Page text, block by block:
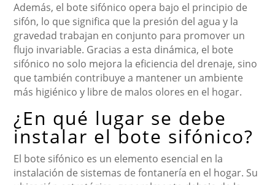
Además, el bote sifónico opera bajo el principio de
sifón, lo que significa que la presión del agua y la
gravedad trabajan en conjunto para promover un
flujo invariable. Gracias a esta dinámica, el bote
sifónico no solo mejora la eficiencia del drenaje, sino
que también contribuye a mantener un ambiente
más higiénico y libre de malos olores en el hogar.
¿En qué lugar se debe
instalar el bote sifónico?
El bote sifónico es un elemento esencial en la
instalación de sistemas de fontanería en el hogar. Su